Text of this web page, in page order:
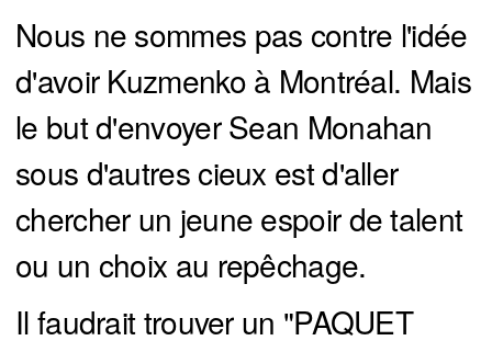
Nous ne sommes pas contre l'idée
d'avoir Kuzmenko à Montréal. Mais
le but d'envoyer Sean Monahan
sous d'autres cieux est d'aller
chercher un jeune espoir de talent
ou un choix au repêchage.
Il faudrait trouver un "PAQUET